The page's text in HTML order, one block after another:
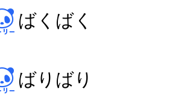
ばくばく
ばりばり